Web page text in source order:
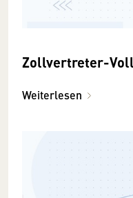
Zollvertreter-
Weiterlesen